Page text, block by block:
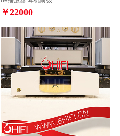
￥22000